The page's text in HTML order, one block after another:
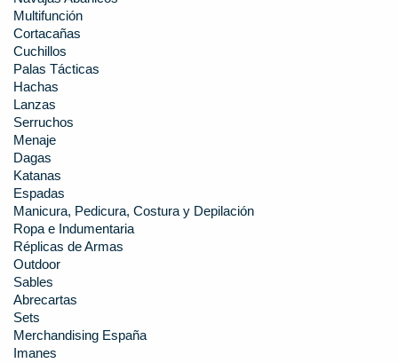
Multifunción
Cortacañas
Cuchillos
Palas Tácticas
Hachas
Lanzas
Serruchos
Menaje
Dagas
Katanas
Espadas
Manicura, Pedicura, Costura y Depilación
Ropa e Indumentaria
Réplicas de Armas
Outdoor
Sables
Abrecartas
Sets
Merchandising España
Imanes